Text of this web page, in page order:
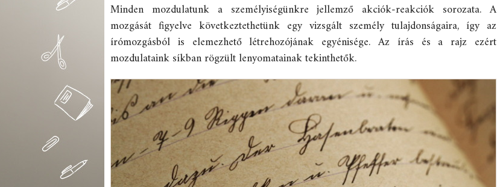
Minden mozdulatunk a személyiségünkre jellemző akciók-reakciók sorozata. A
mozgását figyelve következtethetünk egy vizsgált személy tulajdonságaira, így az
írómozgásból is elemezhető létrehozójának egyénisége. Az írás és a rajz ezért
mozdulataink síkban rögzült lenyomatainak tekinthetők.